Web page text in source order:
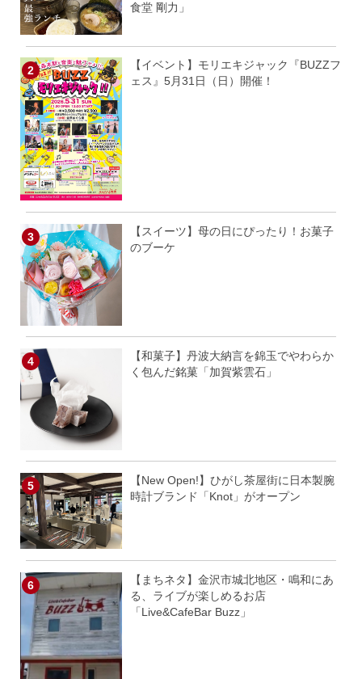
食堂 剛力」
【イベント】モリエキジャック『BUZZフ
ェス』5月31日（日）開催！
【スイーツ】母の日にぴったり！お菓子
のブーケ
【和菓子】丹波大納言を錦玉でやわらか
く包んだ銘菓「加賀紫雲石」
【New Open!】ひがし茶屋街に日本製腕
時計ブランド「Knot」がオープン
【まちネタ】金沢市城北地区・鳴和にあ
る、ライブが楽しめるお店
「Live&CafeBar Buzz」